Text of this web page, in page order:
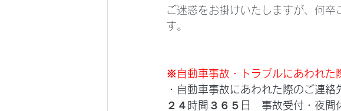
ご迷惑をお掛けいたしますが、何
す。
※自動車事故・トラブルにあわれた
・自動車事故にあわれた際のご連絡
２４時間３６５日　事故受付・夜間